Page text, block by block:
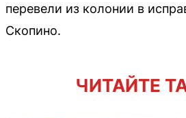
перевели из колонии в
Скопино.
ЧИТАЙТЕ